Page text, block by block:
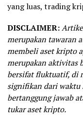
yang luas, trading
DISCLAIMER:
merupakan tawaran
membeli aset kripto
merupakan aktivitas
bersifat fluktuatif, di
signifikan dari waktu
bertanggung jawab
tukar aset kripto.